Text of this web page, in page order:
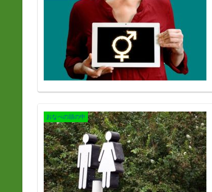
おなべの頭の中